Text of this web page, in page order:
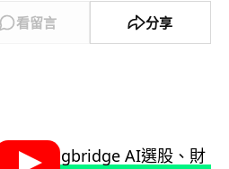
看留言 分享